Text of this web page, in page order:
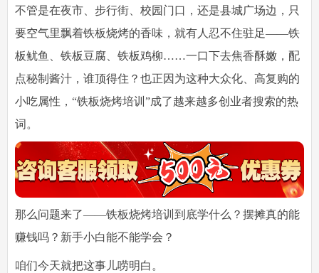
不管是在夜市、步行街、校园门口，还是县城广场边，只
要空气里飘着铁板烧烤的香味，就有人忍不住驻足——铁
板鱿鱼、铁板豆腐、铁板鸡柳……一口下去焦香酥嫩，配
点秘制酱汁，谁顶得住？也正因为这种大众化、高复购的
小吃属性，“铁板烧烤培训 ”成了越来越多创业者搜索的热
词。
那么问题来了——铁板烧烤培训到底学什么？摆摊真的能
赚钱吗？新手小白能不能学会？
咱们今天就把这事儿唠明白。